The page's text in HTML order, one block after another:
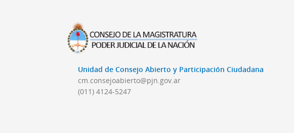
Unidad de Consejo Abierto y Participación Ciudadana
cm.consejoabierto@pjn.gov.ar
(011) 4124-5247